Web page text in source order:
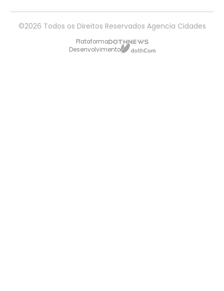
©2026 Todos os Direitos Reservados Agencia Cidades
Plataforma
Desenvolvimento